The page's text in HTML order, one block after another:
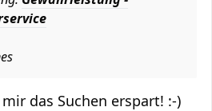
das Suchen erspart! :-)